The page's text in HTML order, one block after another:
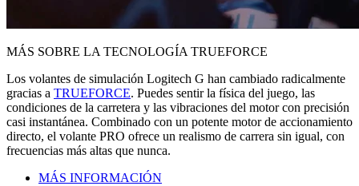
MÁS SOBRE LA TECNOLOGÍA TRUEFORCE
Los volantes de simulación Logitech G han cambiado radicalmente
gracias a TRUEFORCE. Puedes sentir la física del juego, las
condiciones de la carretera y las vibraciones del motor con precisión
casi instantánea. Combinado con un potente motor de accionamiento
directo, el volante PRO ofrece un realismo de carrera sin igual, con
frecuencias más altas que nunca.
MÁS INFORMACIÓN